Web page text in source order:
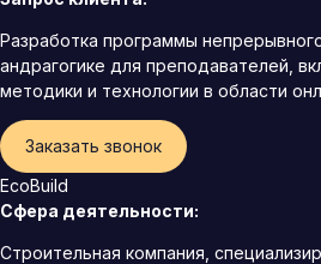
Разработка программы
андрагогике для преподавателей,
методики и технологии в области
Заказать звонок
EcoBuild
Сфера деятельности:
Строительная компания,